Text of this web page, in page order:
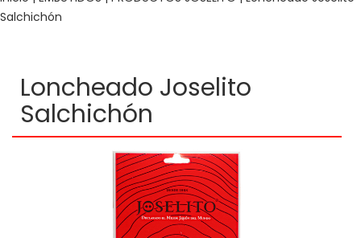
Salchichón
Loncheado Joselito
Salchichón